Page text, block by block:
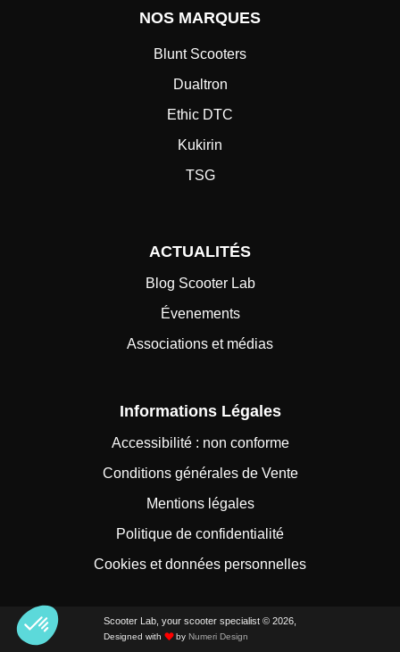
NOS MARQUES
Blunt Scooters
Dualtron
Ethic DTC
Kukirin
TSG
ACTUALITÉS
Blog Scooter Lab
Évenements
Associations et médias
Informations Légales
Accessibilité : non conforme
Conditions générales de Vente
Mentions légales
Politique de confidentialité
Cookies et données personnelles
Scooter Lab, your scooter specialist © 2026,
Designed with by Numeri Design